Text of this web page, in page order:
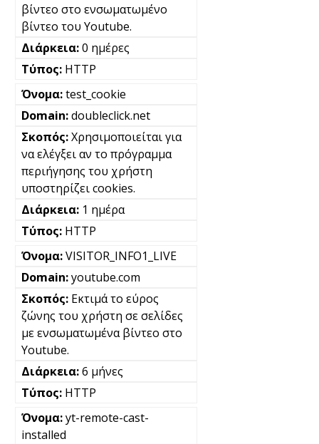
βίντεο στο ενσωματωμένο
βίντεο του Youtube.
0 ημέρες
HTTP
test_cookie
doubleclick.net
Χρησιμοποιείται για
να ελέγξει αν το πρόγραμμα
περιήγησης του χρήστη
υποστηρίζει cookies.
1 ημέρα
HTTP
VISITOR_INFO1_LIVE
youtube.com
Εκτιμά το εύρος
ζώνης του χρήστη σε σελίδες
με ενσωματωμένα βίντεο στο
Youtube.
6 μήνες
HTTP
yt-remote-cast-
installed